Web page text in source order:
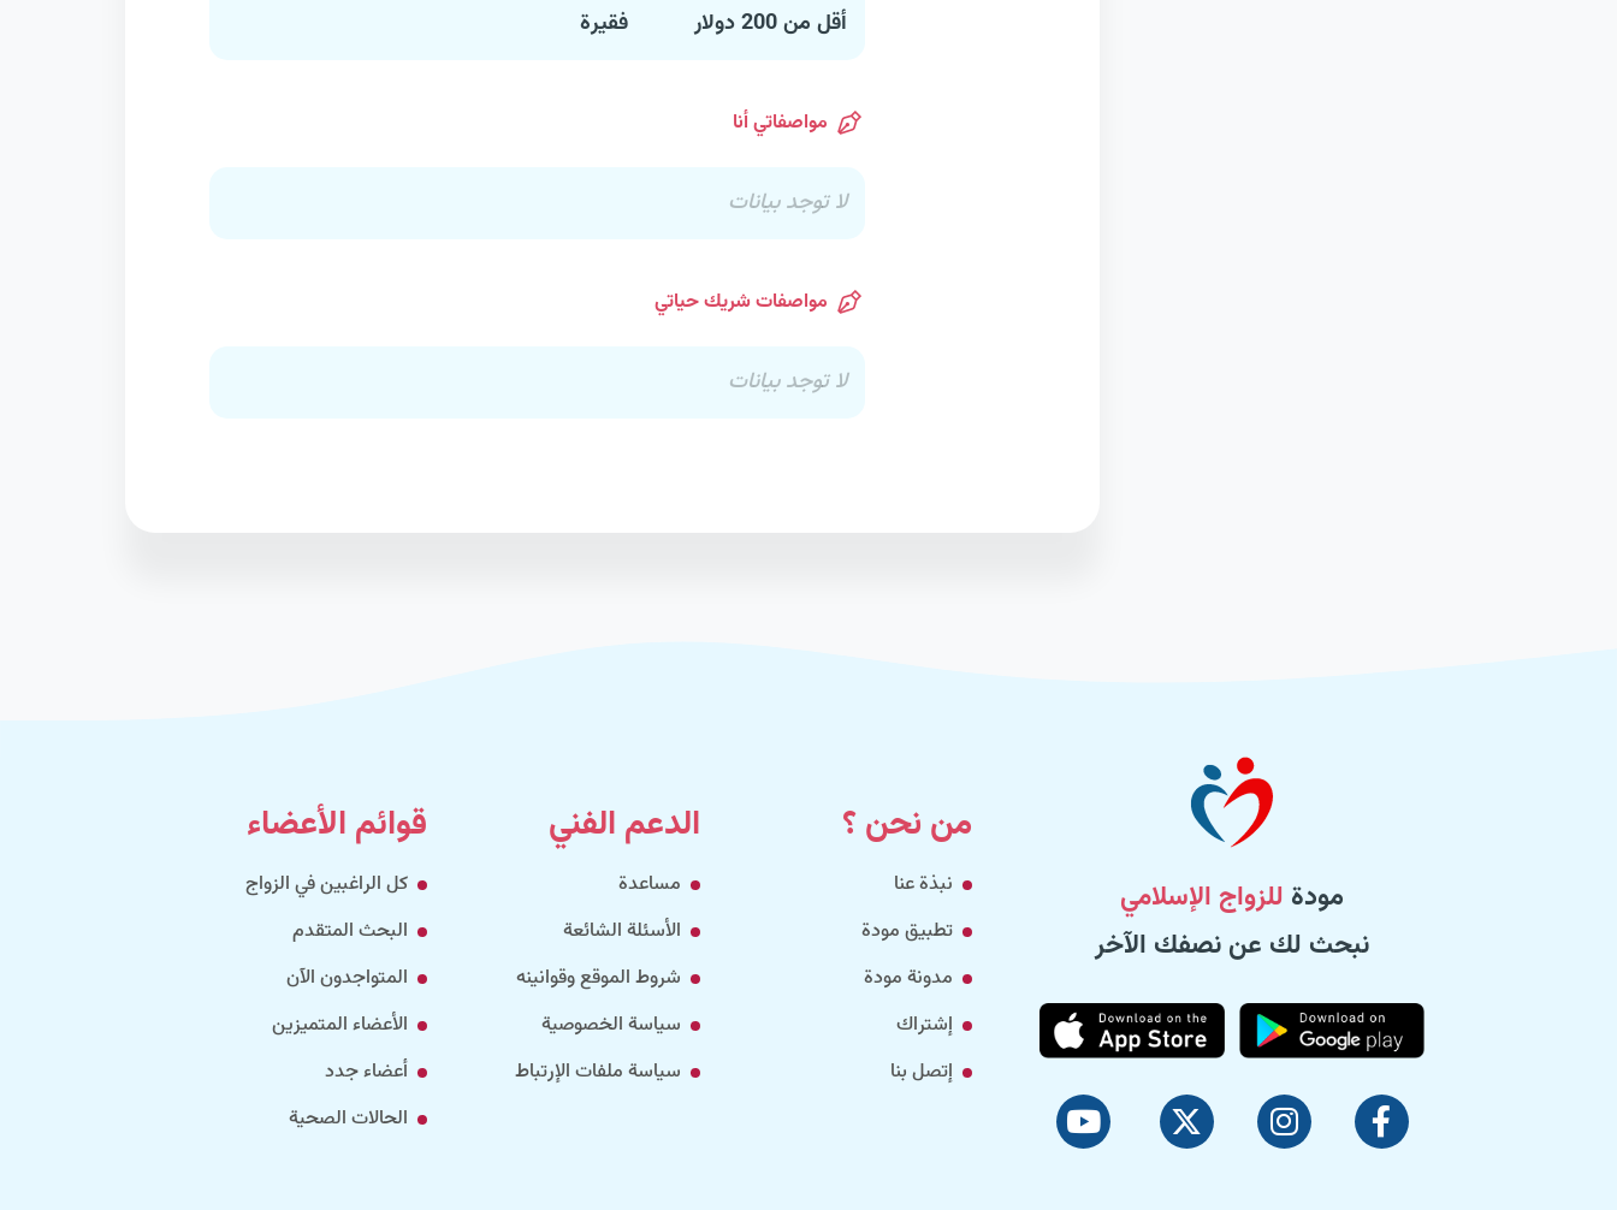
أقل من 200 دولار
فقيرة
مواصفاتي أنا
لا توجد بيانات
مواصفات شريك حياتي
لا توجد بيانات
مودة للزواج الإسلامي
نبحث لك عن نصفك الآخر
من نحن ؟
نبذة عنا
تطبيق مودة
مدونة مودة
إشتراك
إتصل بنا
الدعم الفني
مساعدة
الأسئلة الشائعة
شروط الموقع وقوانينه
سياسة الخصوصية
سياسة ملفات الإرتباط
قوائم الأعضاء
كل الراغبين في الزواج
البحث المتقدم
المتواجدون الآن
الأعضاء المتميزين
أعضاء جدد
الحالات الصحية